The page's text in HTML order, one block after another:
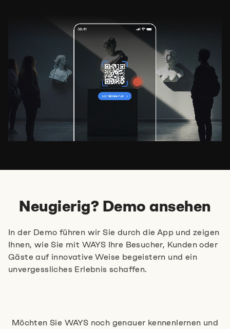
Neugierig? Demo ansehen
In der Demo führen wir Sie durch die App und zeigen
Ihnen, wie Sie mit WAYS Ihre Besucher, Kunden oder
Gäste auf innovative Weise begeistern und ein
unvergessliches Erlebnis schaffen.
den Cookies zustimmen.
Möchten Sie WAYS noch genauer kennenlernen und